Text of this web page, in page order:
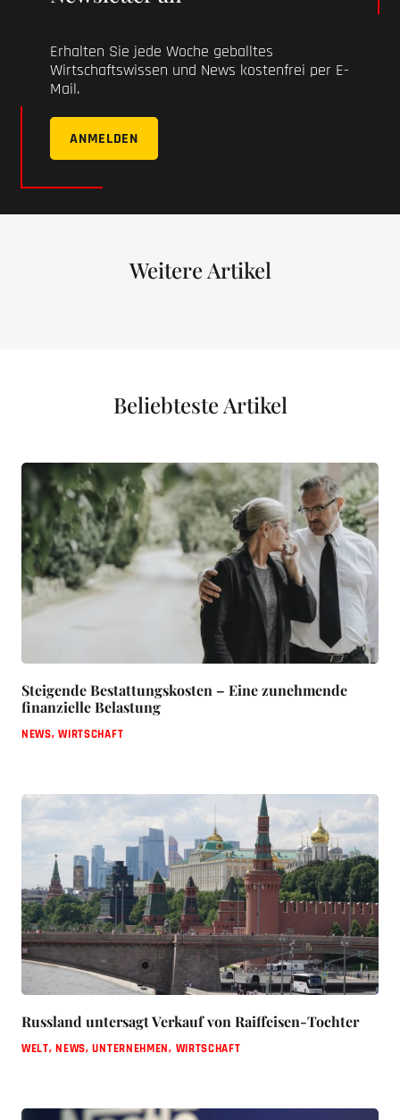
Erhalten Sie jede Woche geballtes
Wirtschaftswissen und News kostenfrei per E-
Mail.
ANMELDEN
Weitere Artikel
Beliebteste Artikel
Steigende Bestattungskosten – Eine zunehmende
finanzielle Belastung
NEWS,WIRTSCHAFT
Russland untersagt Verkauf von Raiffeisen-Tochter
WELT,NEWS,UNTERNEHMEN, WIRTSCHAFT